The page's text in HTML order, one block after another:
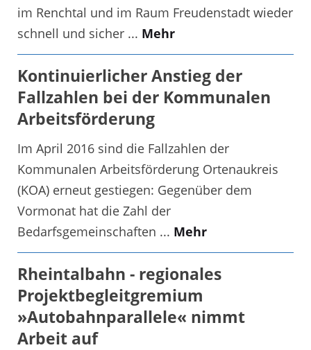
im Renchtal und im Raum Freudenstadt wieder
schnell und sicher ... Mehr
Kontinuierlicher Anstieg der
Fallzahlen bei der Kommunalen
Arbeitsförderung
Im April 2016 sind die Fallzahlen der
Kommunalen Arbeitsförderung Ortenaukreis
(KOA) erneut gestiegen: Gegenüber dem
Vormonat hat die Zahl der
Bedarfsgemeinschaften ... Mehr
Rheintalbahn - regionales
Projektbegleitgremium
»Autobahnparallele« nimmt
Arbeit auf